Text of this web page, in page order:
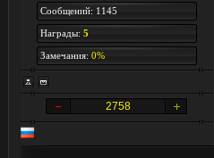
Сообщений: 1145
Награды: 5
Замечания: 0%
2758